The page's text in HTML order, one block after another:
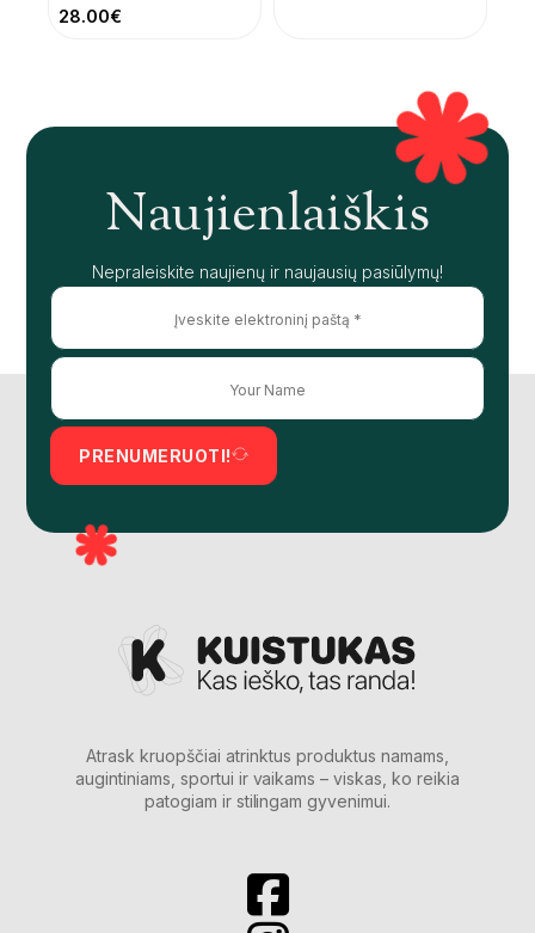
28.00€
Naujienlaiškis
Nepraleiskite naujienų ir naujausių pasiūlymų!
PRENUMERUOTI!
Atrask kruopščiai atrinktus produktus namams,
augintiniams, sportui ir vaikams – viskas, ko reikia
patogiam ir stilingam gyvenimui.